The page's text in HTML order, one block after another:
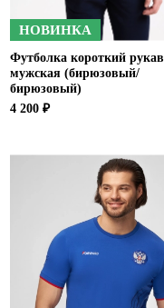
НОВИНКА
Футболка короткий рукав
мужская (бирюзовый/
бирюзовый)
4 200 ₽